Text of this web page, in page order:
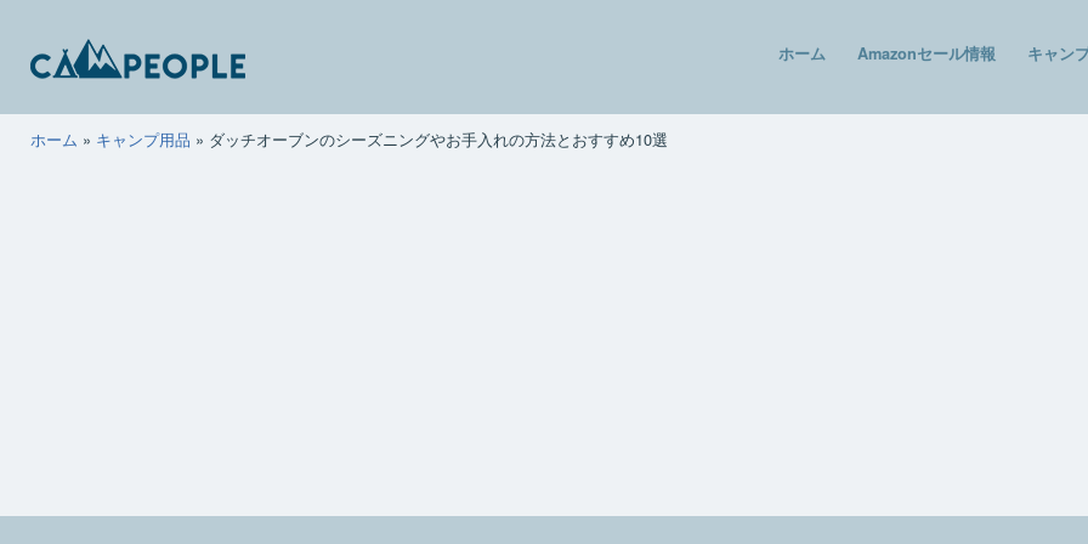
ン
キ
ホーム Amazonセール情報 キャン
ホーム » キャンプ用品 » ダッチオーブンのシーズニングやお手入れの方法とおすすめ10選